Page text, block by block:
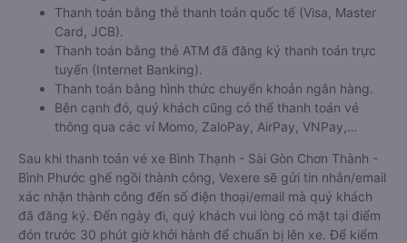
Thanh toán bằng thẻ thanh toán quốc tế (Visa, Master
Card, JCB).
Thanh toán bằng thẻ ATM đã đăng ký thanh toán trực
tuyến (Internet Banking).
Thanh toán bằng hình thức chuyển khoản ngân hàng.
Bên cạnh đó, quý khách cũng có thể thanh toán vé
thông qua các ví Momo, ZaloPay, AirPay, VNPay,…
Sau khi thanh toán vé xe Bình Thạnh - Sài Gòn Chơn Thành -
Bình Phước ghế ngồi thành công, Vexere sẽ gửi tin nhắn/email
xác nhận thành công đến số điện thoại/email mà quý khách
đã đăng ký. Đến ngày đi, quý khách vui lòng có mặt tại điểm
đón trước 30 phút giờ khởi hành để chuẩn bị lên xe. Để kiểm